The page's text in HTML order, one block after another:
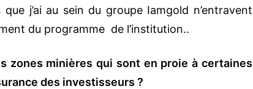
j’ai au sein du groupe Iamgold n’entravent
du programme de l’institution..
zones minières qui sont en proie à certaines
des investisseurs ?